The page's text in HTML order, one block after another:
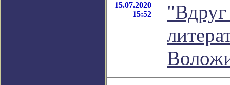
15.07.2020
15:52
"Вдруг